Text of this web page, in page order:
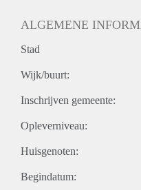
ALGEMENE
Stad
Wijk/buurt:
Inschrijven gemeente:
Opleverniveau:
Huisgenoten:
Begindatum: